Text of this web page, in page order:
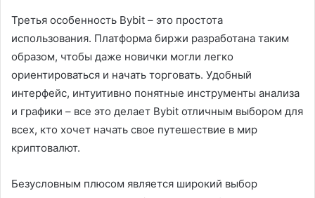
Третья особенность Bybit – это простота
использования. Платформа биржи разработана таким
образом, чтобы даже новички могли легко
ориентироваться и начать торговать. Удобный
интерфейс, интуитивно понятные инструменты анализа
и графики – все это делает Bybit отличным выбором для
всех, кто хочет начать свое путешествие в мир
криптовалют.
Безусловным плюсом является широкий выбор